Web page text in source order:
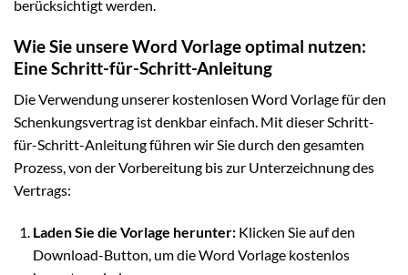
berücksichtigt werden.
Wie Sie unsere Word Vorlage optimal nutzen:
Eine Schritt-für-Schritt-Anleitung
Die Verwendung unserer kostenlosen Word Vorlage für den
Schenkungsvertrag ist denkbar einfach. Mit dieser Schritt-
für-Schritt-Anleitung führen wir Sie durch den gesamten
Prozess, von der Vorbereitung bis zur Unterzeichnung des
Vertrags:
Laden Sie die Vorlage herunter:Klicken Sie auf den
Download-Button, um die Word Vorlage kostenlos